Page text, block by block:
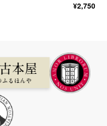
¥2,750